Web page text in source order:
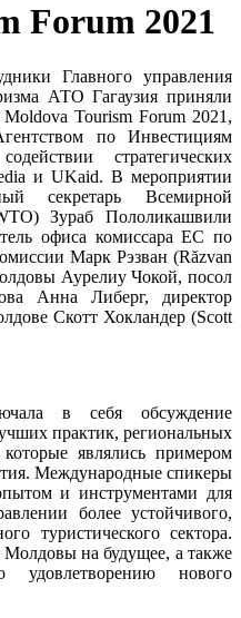
Forum 2021
Главного управления
АТО Гагаузия приняли
Tourism Forum 2021,
по Инвестициям
стратегических
и UKaid. В мероприятии
секретарь Всемирной
Зураб Пололикашвили
офиса комиссара ЕС по
Марк Рэзван (Răzvan
Аурелиу Чокой, посол
Анна Либерг, директор
Скотт Хокландер (Scott
в себя обсуждение
практик, региональных
являлись примером
Международные спикеры
и инструментами для
более устойчивого,
туристического сектора.
на будущее, а также
удовлетворению нового